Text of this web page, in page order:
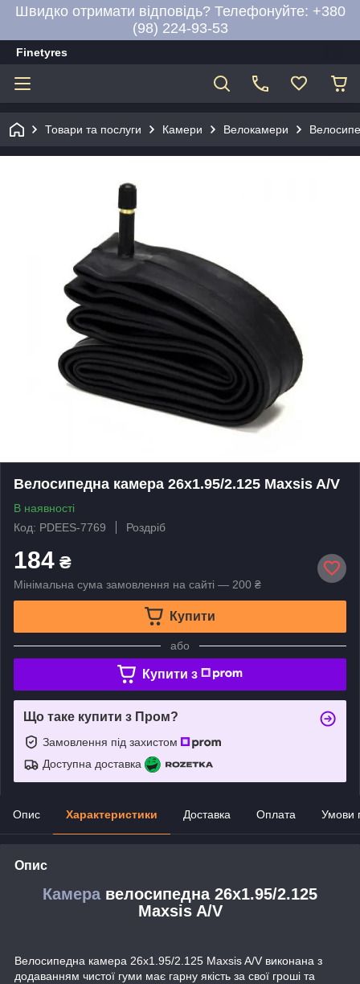
Швидко отримати відповідь? Телефонуйте: +380
(98) 224-93-53
Finetyres
Товари та послуги Камери Велокамери
Велосипедна камера 26x1.95/2.125 Maxsis A/V
В наявності
Код: PDEES-7769
Роздріб
184 ₴
Мінімальна сума замовлення на сайті — 200 ₴
Купити
або
Купити з
Що таке купити з Пром?
Замовлення під захистом
Доступна доставка
Опис Характеристики Доставка Оплата Умови
Опис
Камеравелосипедна 26x1.95/2.125
Maxsis A/V
Велосипедна камера 26x1.95/2.125 Maxsis A/V виконана з
додаванням чистої гуми має гарну якість за свої гроші та